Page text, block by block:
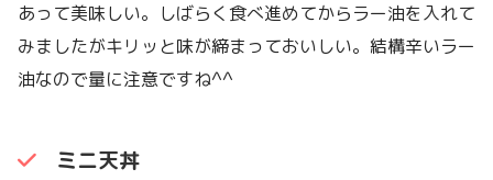
あって美味しい。しばらく食べ進めてからラー油を入れて
みましたがキリッと味が締まっておいしい。結構辛いラー
油なので量に注意ですね^^
ミニ天丼